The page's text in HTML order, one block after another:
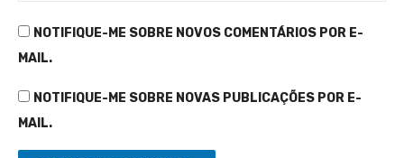
NOTIFIQUE-ME SOBRE NOVOS COMENTÁRIOS POR E-
MAIL.
NOTIFIQUE-ME SOBRE NOVAS PUBLICAÇÕES POR E-
MAIL.